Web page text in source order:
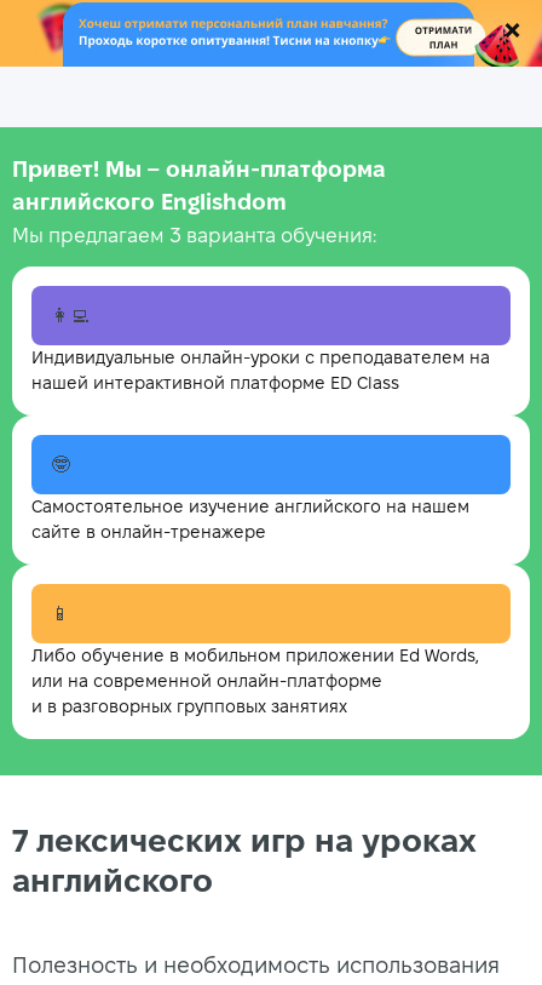
.
Привет! Мы – онлайн‑платформа
английского Englishdom
Мы предлагаем 3 варианта обучения:
👩‍💻
Индивидуальные онлайн-уроки с преподавателем на
нашей интерактивной платформе ED Class
🤓
Самостоятельное изучение английского на нашем
сайте в онлайн-тренажере
📱
Либо обучение в мобильном приложении Ed Words,
или на современной онлайн-платформе
и в разговорных групповых занятиях
7 лексических игр на уроках
английского
Полезность и необходимость использования